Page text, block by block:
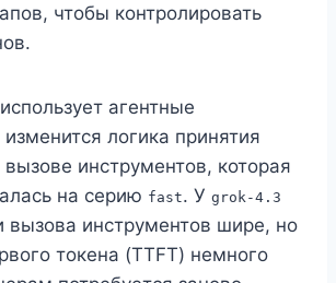
чтобы контролировать
агентные
логика принятия
инструментов, которая
на серию fast. У grok-4.3
вызова инструментов шире, но
токена (TTFT) немного